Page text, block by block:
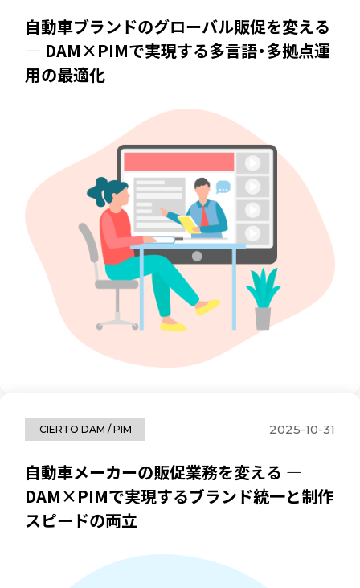
自動車ブランドのグローバル販促を変える
― DAM×PIMで実現する多言語・多拠点運
用の最適化
CIERTO DAM / PIM 2025-10-31
自動車メーカーの販促業務を変える ―
DAM×PIMで実現するブランド統一と制作
スピードの両立